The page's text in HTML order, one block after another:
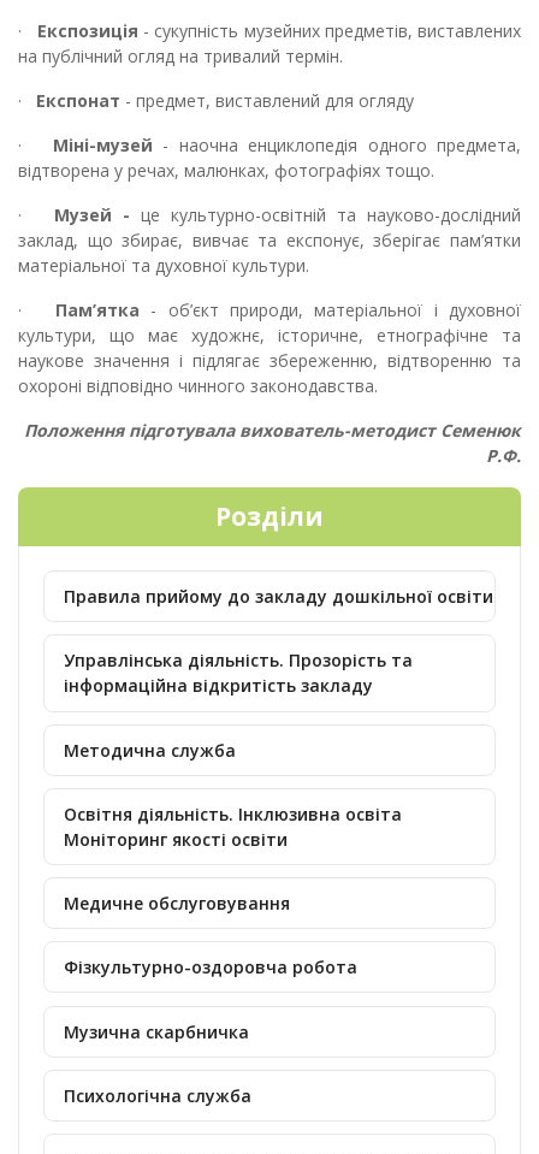
·
Експозиція - сукупність музейних предметів, виставлених
на публічний огляд на тривалий термін.
·
Експонат - предмет, виставлений для огляду
·
Міні-музей - наочна енциклопедія одного предмета,
відтворена у речах, малюнках, фотографіях тощо.
·
Музей - це культурно-освітній та науково-дослідний
заклад, що збирає, вивчає та експонує, зберігає пам’ятки
матеріальної та духовної культури.
·
Пам’ятка - об’єкт природи, матеріальної і духовної
культури, що має художнє, історичне, етнографічне та
наукове значення і підлягає збереженню, відтворенню та
охороні відповідно чинного законодавства.
Положення підготувала вихователь-методист Семенюк
Р.Ф.
Розділи
Правила прийому до закладу дошкільної освіти
Управлінська діяльність. Прозорість та
інформаційна відкритість закладу
Методична служба
Освітня діяльність. Інклюзивна освіта
Моніторинг якості освіти
Медичне обслуговування
Фізкультурно-оздоровча робота
Музична скарбничка
Психологічна служба